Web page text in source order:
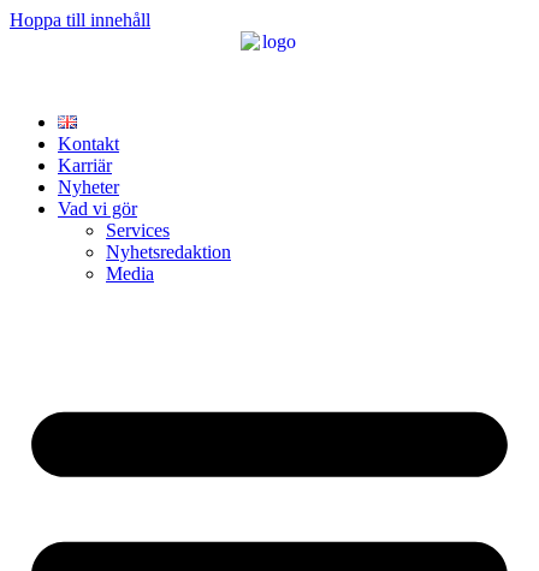
Hoppa till innehåll
Kontakt
Karriär
Nyheter
Vad vi gör
Services
Nyhetsredaktion
Media